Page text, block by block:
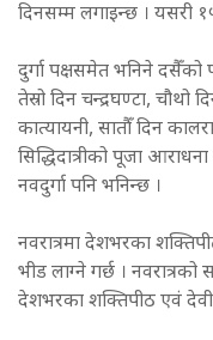
दिनसम्म लगाइन्छ । यसरी
दुर्गा पक्षसमेत भनिने दसैँको
तेस्रो दिन चन्द्रघण्टा, चौथो
कात्यायनी, सातौँ दिन
सिद्धिदात्रीको पूजा
नवदुर्गा पनि भनिन्छ ।
नवरात्रमा देशभरका
भीड लाग्ने गर्छ ।
देशभरका शक्तिपीठ एवं